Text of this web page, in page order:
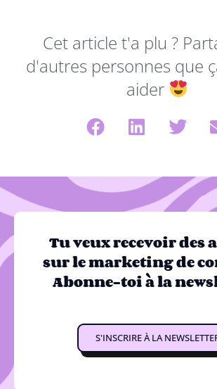
Cet article t'a plu ?
d'autres personnes que
aider
Tu veux recevoir des
sur le marketing de
Abonne-toi à la
S'INSCRIRE À LA